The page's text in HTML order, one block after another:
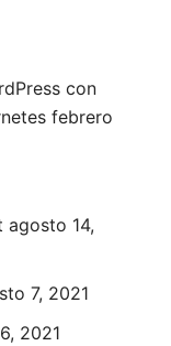
con
febrero
agosto 14,
7, 2021
2021